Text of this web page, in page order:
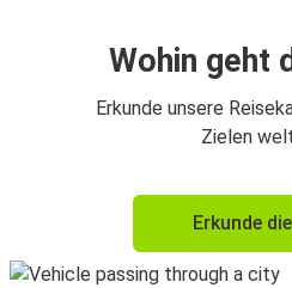
Wohin geht
Erkunde unsere
Zielen
Erkunde